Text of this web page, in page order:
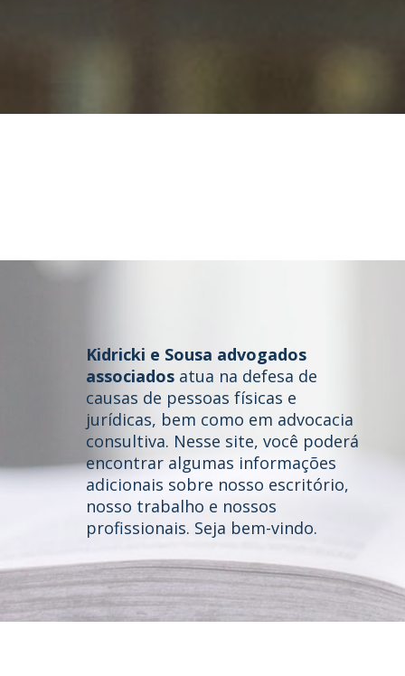
Home
Quem somos
Áreas de Atuação
Profissionais
Kidricki e Sousa advogados
associadosatua na defesa de
causas de pessoas físicas e
jurídicas, bem como em advocacia
consultiva. Nesse site, você poderá
encontrar algumas informações
adicionais sobre nosso escritório,
nosso trabalho e nossos
profissionais. Seja bem-vindo.